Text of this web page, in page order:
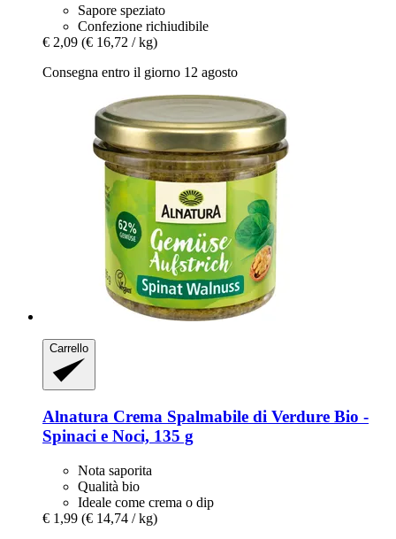
Sapore speziato
Confezione richiudibile
€ 2,09 (€ 16,72 / kg)
Consegna entro il giorno 12 agosto
Carrello
Alnatura Crema Spalmabile di Verdure Bio -​
Spinaci e Noci, 135 g
Nota saporita
Qualità bio
Ideale come crema o dip
€ 1,99 (€ 14,74 / kg)